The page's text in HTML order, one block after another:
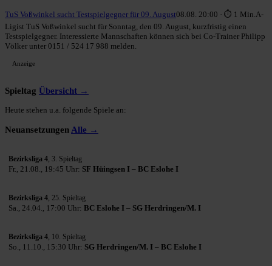
TuS Voßwinkel sucht Testspielgegner für 09. August08.08. 20:00 · ⏱ 1 Min.A-
Ligist TuS Voßwinkel sucht für Sonntag, den 09. August, kurzfristig einen
Testspielgegner. Interessierte Mannschaften können sich bei Co-Trainer Philipp
Völker unter 0151 / 524 17 988 melden.
Anzeige
Spieltag Übersicht →
Heute stehen u.a. folgende Spiele an:
Neuansetzungen Alle →
Bezirksliga 4, 3. Spieltag
Fr., 21.08., 19:45 Uhr: SF Hüingsen I – BC Eslohe I
Bezirksliga 4, 25. Spieltag
Sa., 24.04., 17:00 Uhr: BC Eslohe I – SG Herdringen/M. I
Bezirksliga 4, 10. Spieltag
So., 11.10., 15:30 Uhr: SG Herdringen/M. I – BC Eslohe I